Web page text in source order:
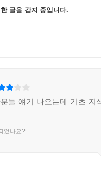
글을 감지 중입니다.
들 얘기 나오는데 기초 지
었나요?